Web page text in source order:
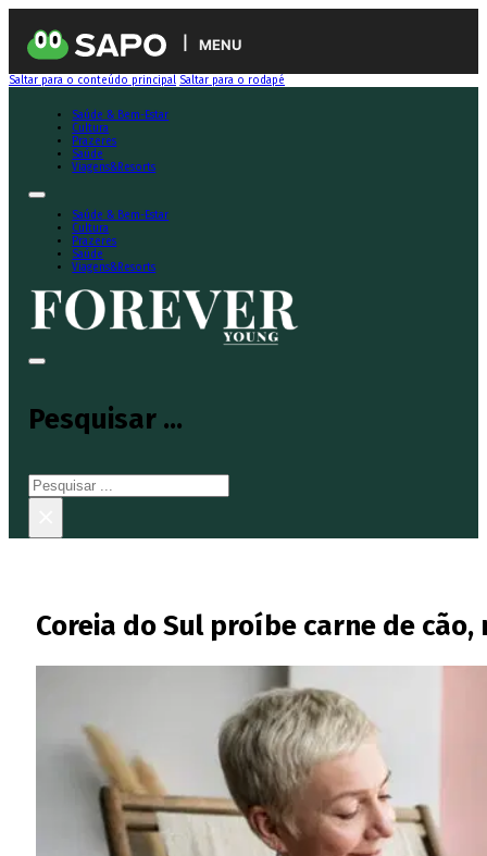
MENU
Saltar para o conteúdo principal Saltar para o rodapé
Saúde & Bem-Estar
Cultura
Prazeres
Saúde
Viagens&Resorts
Saúde & Bem-Estar
Cultura
Prazeres
Saúde
Viagens&Resorts
Pesquisar ...
Pesquisar
Coreia do Sul proíbe carne de